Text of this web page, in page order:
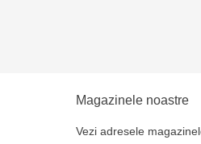
Magazinele noastre
Vezi adresele